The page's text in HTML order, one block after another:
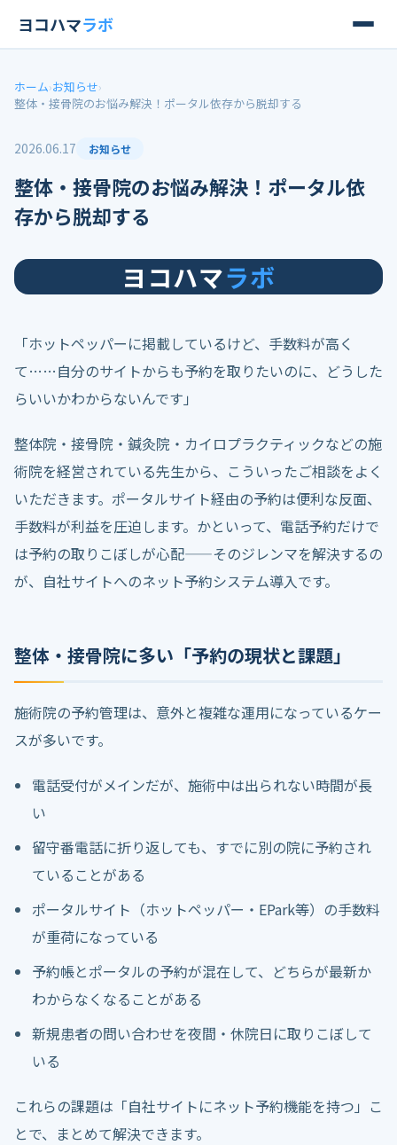
ヨコハマラボ
ホーム›お知らせ›
整体・接骨院のお悩み解決！ポータル依存から脱却する
2026.06.17 お知らせ
整体・接骨院のお悩み解決！ポータル依
存から脱却する
ヨコハマラボ
「ホットペッパーに掲載しているけど、手数料が高く
て……自分のサイトからも予約を取りたいのに、どうした
らいいかわからないんです」
整体院・接骨院・鍼灸院・カイロプラクティックなどの施
術院を経営されている先生から、こういったご相談をよく
いただきます。ポータルサイト経由の予約は便利な反面、
手数料が利益を圧迫します。かといって、電話予約だけで
は予約の取りこぼしが心配——そのジレンマを解決するの
が、自社サイトへのネット予約システム導入です。
整体・接骨院に多い「予約の現状と課題」
施術院の予約管理は、意外と複雑な運用になっているケー
スが多いです。
電話受付がメインだが、施術中は出られない時間が長
い
留守番電話に折り返しても、すでに別の院に予約され
ていることがある
ポータルサイト（ホットペッパー・EPark等）の手数料
が重荷になっている
予約帳とポータルの予約が混在して、どちらが最新か
わからなくなることがある
新規患者の問い合わせを夜間・休院日に取りこぼして
いる
これらの課題は「自社サイトにネット予約機能を持つ」こ
とで、まとめて解決できます。